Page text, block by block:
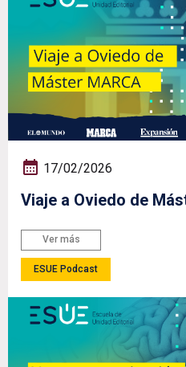
17/02/2026
Viaje a Oviedo de
Ver más
ESUE Podcast